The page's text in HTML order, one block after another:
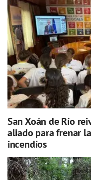
San Xoán de Río
aliado para frenar
incendios